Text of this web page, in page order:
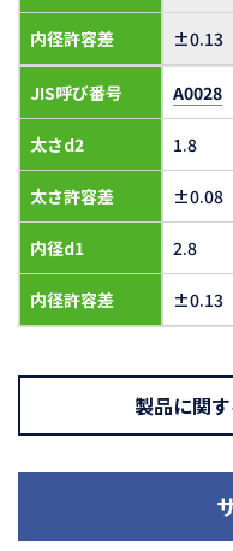
内径許容差 ±0.13
JIS呼び番号
太さd2
太さ許容差
内径d1
内径許容差
A0028
1.8
±0.08
2.8
±0.13
製品に関